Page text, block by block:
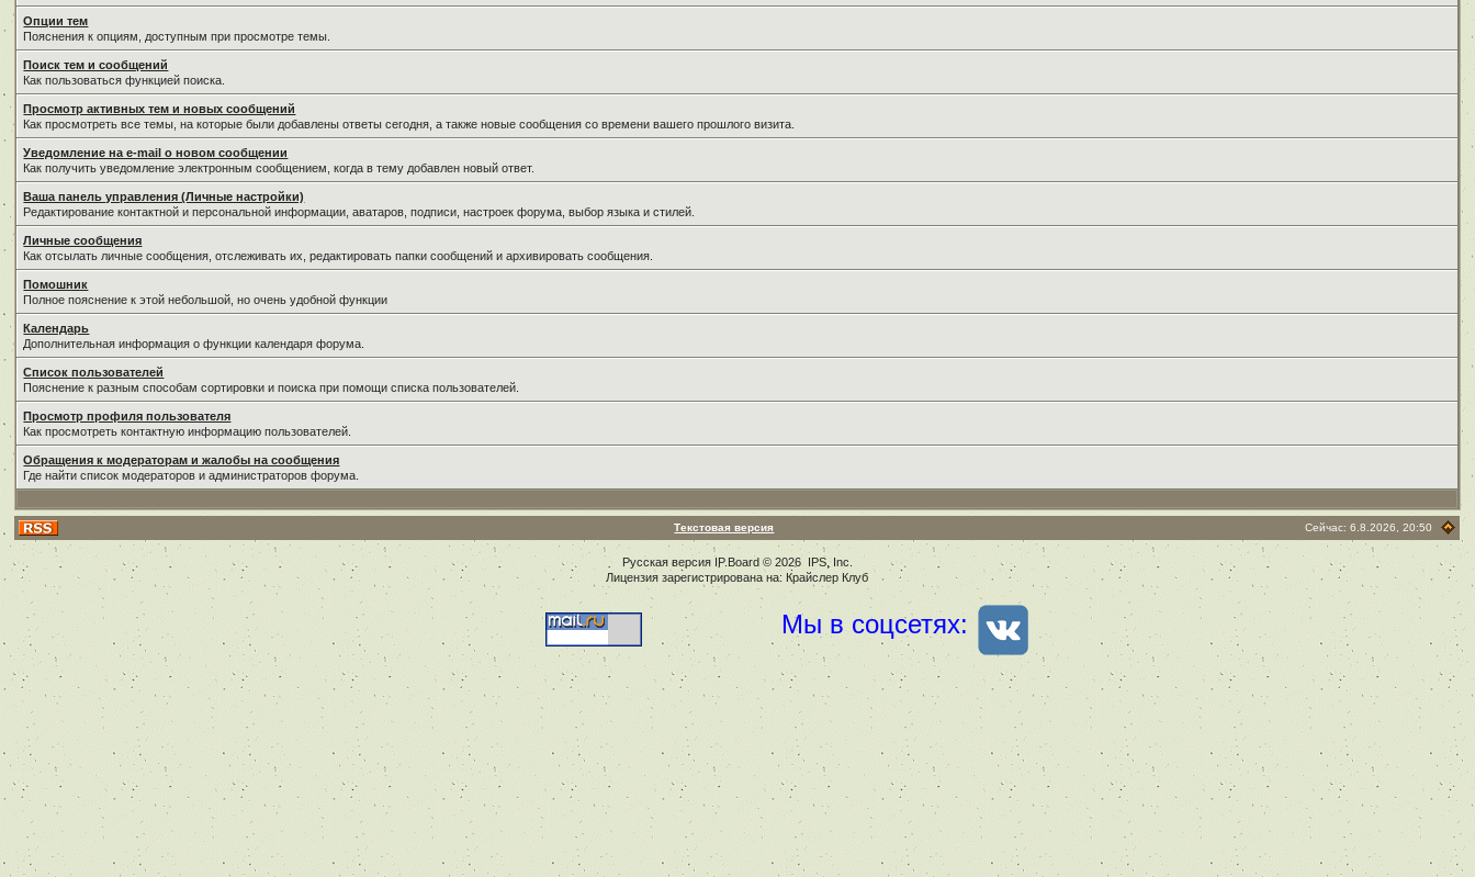
Опции тем
Пояснения к опциям, доступным при просмотре темы.
Поиск тем и сообщений
Как пользоваться функцией поиска.
Просмотр активных тем и новых сообщений
Как просмотреть все темы, на которые были добавлены ответы сегодня, а также новые сообщения со времени вашего прошлого визита.
Уведомление на е-mail о новом сообщении
Как получить уведомление электронным сообщением, когда в тему добавлен новый ответ.
Ваша панель управления (Личные настройки)
Редактирование контактной и персональной информации, аватаров, подписи, настроек форума, выбор языка и стилей.
Личные сообщения
Как отсылать личные сообщения, отслеживать их, редактировать папки сообщений и архивировать сообщения.
Помошник
Полное пояснение к этой небольшой, но очень удобной функции
Календарь
Дополнительная информация о функции календаря форума.
Список пользователей
Пояснение к разным способам сортировки и поиска при помощи списка пользователей.
Просмотр профиля пользователя
Как просмотреть контактную информацию пользователей.
Обращения к модераторам и жалобы на сообщения
Где найти список модераторов и администраторов форума.
Текстовая версия Сейчас: 6.8.2026, 20:50
Русская версия IP.Board© 2026 IPS, Inc
Лицензия зарегистрирована на: Крайслер Клуб
Мы в соцсетях: